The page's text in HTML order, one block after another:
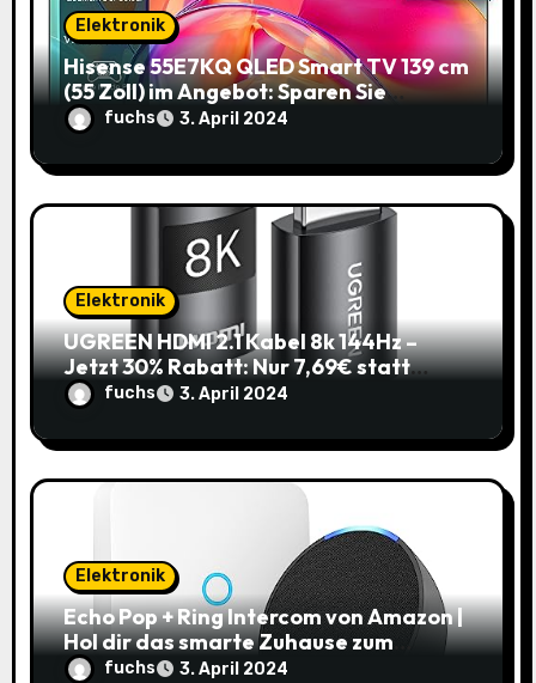
o
n
Elektronik
Hisense 55E7KQ QLED Smart TV 139 cm
(55 Zoll) im Angebot: Sparen Sie
145,85€!
fuchs 3. April 2024
Elektronik
UGREEN HDMI 2.1 Kabel 8k 144Hz –
Jetzt 30% Rabatt: Nur 7,69€ statt
10,99€
fuchs 3. April 2024
Elektronik
Echo Pop + Ring Intercom von Amazon |
Hol dir das smarte Zuhause zum
Schnäppchenpreis!
fuchs 3. April 2024